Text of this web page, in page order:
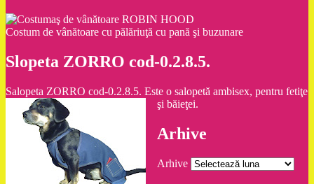
Costum de vânătoare cu pălăriuţă cu pană şi buzunare
Slopeta ZORRO cod-0.2.8.5.
Salopeta ZORRO cod-0.2.8.5. Este o salopetă ambisex, pentru fetiţe
şi băieţei.
Arhive
Arhive